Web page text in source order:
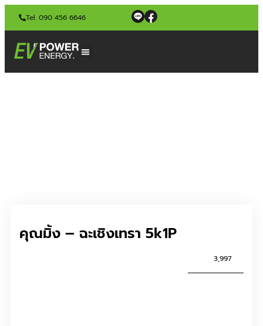
Tel. 090 456 6646
คุณมิ้ง – ฉะเชิงเทรา 5k1P
3,997